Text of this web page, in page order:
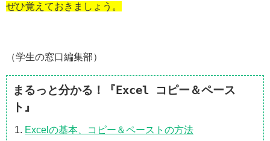
ぜひ覚えておきましょう。
（学生の窓口編集部）
まるっと分かる！『Excel コピー＆ペース
ト』
Excelの基本、コピー＆ペーストの方法